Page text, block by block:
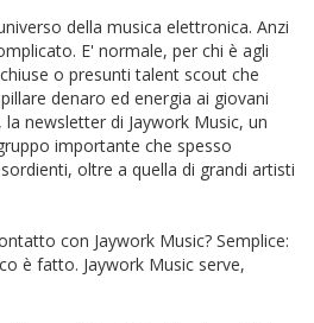
della musica elettronica. Anzi
E' normale, per chi è agli
o presunti talent scout che
denaro ed energia ai giovani
newsletter di Jaywork Music, un
importante che spesso
oltre a quella di grandi artisti
con Jaywork Music? Semplice:
è fatto. Jaywork Music serve,